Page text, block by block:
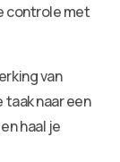
controle met
van
naar een
haal je